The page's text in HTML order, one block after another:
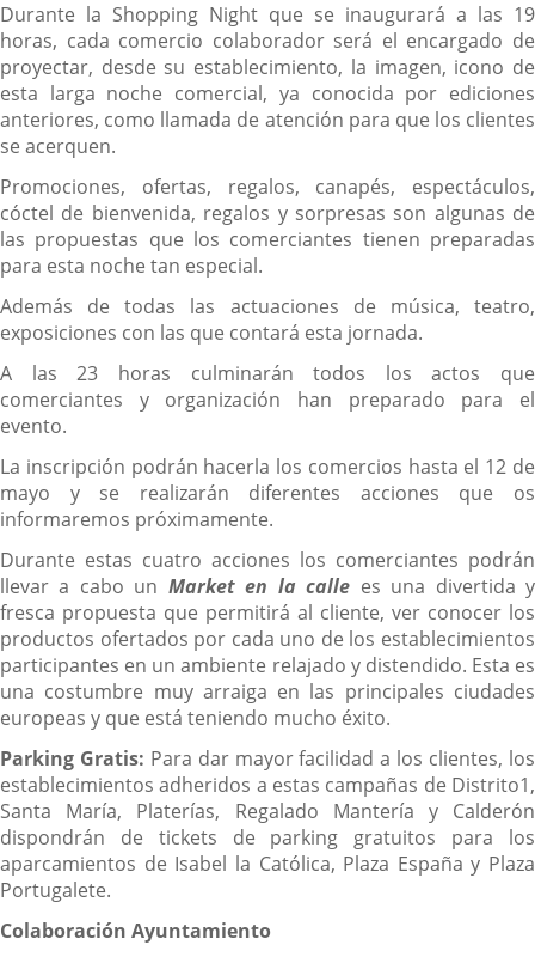
Durante la Shopping Night que se inaugurará a las 19
horas, cada comercio colaborador será el encargado de
proyectar, desde su establecimiento, la imagen, icono de
esta larga noche comercial, ya conocida por ediciones
anteriores, como llamada de atención para que los clientes
se acerquen.
Promociones, ofertas, regalos, canapés, espectáculos,
cóctel de bienvenida, regalos y sorpresas son algunas de
las propuestas que los comerciantes tienen preparadas
para esta noche tan especial.
Además de todas las actuaciones de música, teatro,
exposiciones con las que contará esta jornada.
A las 23 horas culminarán todos los actos que
comerciantes y organización han preparado para el
evento.
La inscripción podrán hacerla los comercios hasta el 12 de
mayo y se realizarán diferentes acciones que os
informaremos próximamente.
Durante estas cuatro acciones los comerciantes podrán
llevar a cabo un Market en la calle es una divertida y
fresca propuesta que permitirá al cliente, ver conocer los
productos ofertados por cada uno de los establecimientos
participantes en un ambiente relajado y distendido. Esta es
una costumbre muy arraiga en las principales ciudades
europeas y que está teniendo mucho éxito.
Parking Gratis: Para dar mayor facilidad a los clientes, los
establecimientos adheridos a estas campañas de Distrito1,
Santa María, Platerías, Regalado Mantería y Calderón
dispondrán de tickets de parking gratuitos para los
aparcamientos de Isabel la Católica, Plaza España y Plaza
Portugalete.
Colaboración Ayuntamiento